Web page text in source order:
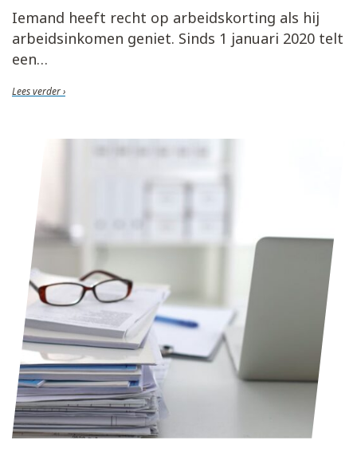
Iemand heeft recht op arbeidskorting als hij
arbeidsinkomen geniet. Sinds 1 januari 2020 telt
een
Lees verder ›